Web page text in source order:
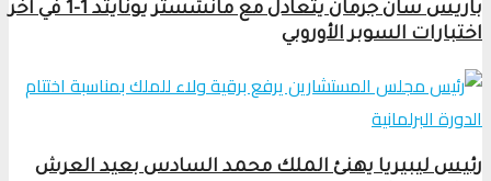
باريس سان جرمان يتعادل مع مانشستر يونايتد 1-1 في آخر
اختبارات السوبر الأوروبي
رئيس ليبيريا يهنئ الملك محمد السادس بعيد العرش